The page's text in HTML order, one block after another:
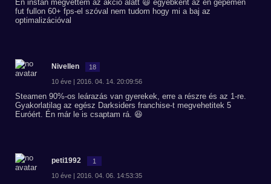
Én instan megvettem az akció alatt 😃 egyébként az én gépemen
fut fullon 60+ fps-el szóval nem tudom hogy mi a baj az
optimalizációval
Nivellen 18
10 éve | 2016. 04. 14. 20:09:56
Steamen 90%-os leárazás van gyerekek, erre a részre és az 1-re.
Gyakorlatilag az egész Darksiders franchise-t megvehetitek 5
Euróért. Én már le is csaptam rá. 😆
peti1992 1
10 éve | 2016. 04. 06. 14:53:35